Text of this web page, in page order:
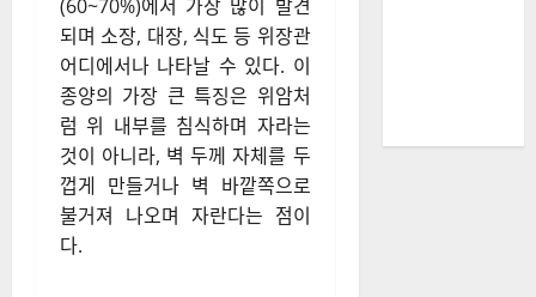
(60~70%)에서 가장 많이 발견
되며 소장, 대장, 식도 등 위장관
어디에서나 나타날 수 있다. 이
종양의 가장 큰 특징은 위암처
럼 위 내부를 침식하며 자라는
것이 아니라, 벽 두께 자체를 두
껍게 만들거나 벽 바깥쪽으로
불거져 나오며 자란다는 점이
다.